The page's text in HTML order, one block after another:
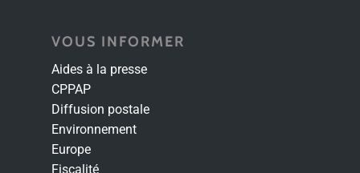
VOUS INFORMER
Aides à la presse
CPPAP
Diffusion postale
Environnement
Europe
Fiscalité